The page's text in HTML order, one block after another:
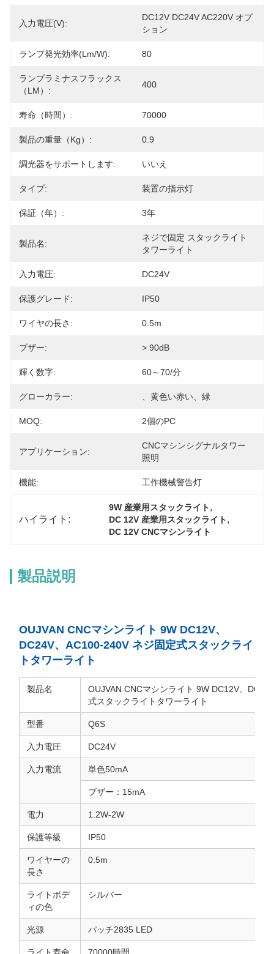
入力電圧(V):
DC12V DC24V AC220V オプ
ション
ランプ発光効率(lm/w): 80
ランプラミナスフラックス
（LM）:
400
寿命（時間）: 70000
製品の重量（kg）: 0.9
調光器をサポートします: いいえ
タイプ: 装置の指示灯
保証（年）: 3年
製品名:
ネジで固定 スタックライト
タワーライト
入力電圧: DC24V
保護グレード: IP50
ワイヤの長さ: 0.5m
ブザー: > 90dB
輝く数字: 60～70/分
グローカラー: 、黄色い赤い、緑
MOQ: 2個のPC
アプリケーション:
CNCマシンシグナルタワー
照明
機能: 工作機械警告灯
ハイライト:
9W 産業用スタックライト,
DC 12V 産業用スタックライト,
DC 12V CNCマシンライト
製品説明
OUJVAN CNCマシンライト 9W DC12V、
DC24V、AC100-240V ネジ固定式スタックライ
トタワーライト
製品名
OUJVAN CNCマシンライト 9W DC12V、
式スタックライトタワーライト
型番 Q6S
入力電圧 DC24V
入力電流 単色50mA
ブザー：15mA
電力 1.2W-2W
保護等級 IP50
ワイヤーの
長さ
0.5m
ライトボデ
ィの色
シルバー
光源 パッチ2835 LED